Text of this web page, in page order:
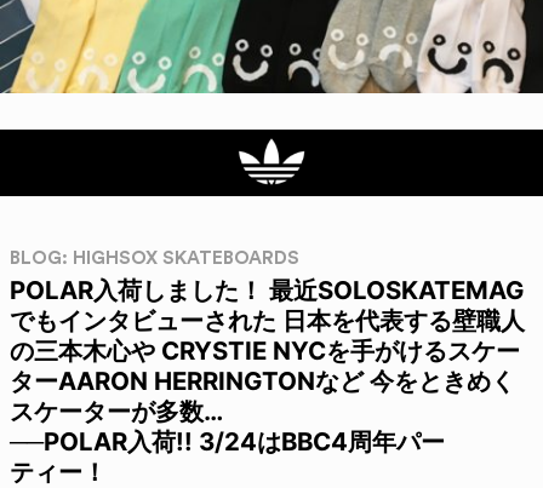
BLOG: HIGHSOX SKATEBOARDS
POLAR入荷しました！ 最近SOLOSKATEMAG
でもインタビューされた 日本を代表する壁職人
の三本木心や CRYSTIE NYCを手がけるスケー
ターAARON HERRINGTONなど 今をときめく
スケーターが多数…
──POLAR入荷!! 3/24はBBC4周年パー
ティー！